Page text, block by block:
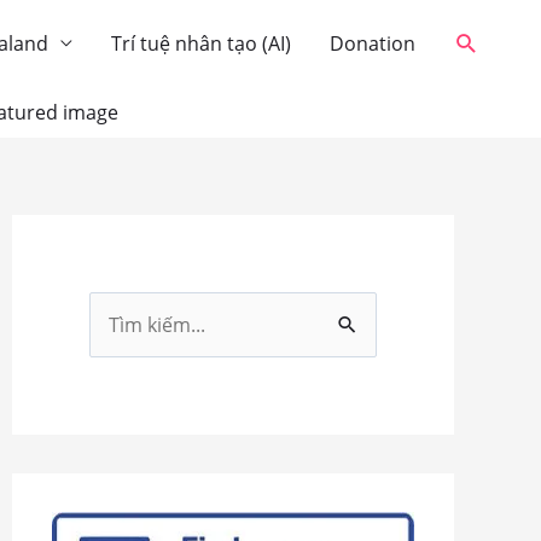
Trí tuệ nhân tạo (AI) Donation Tìm
image